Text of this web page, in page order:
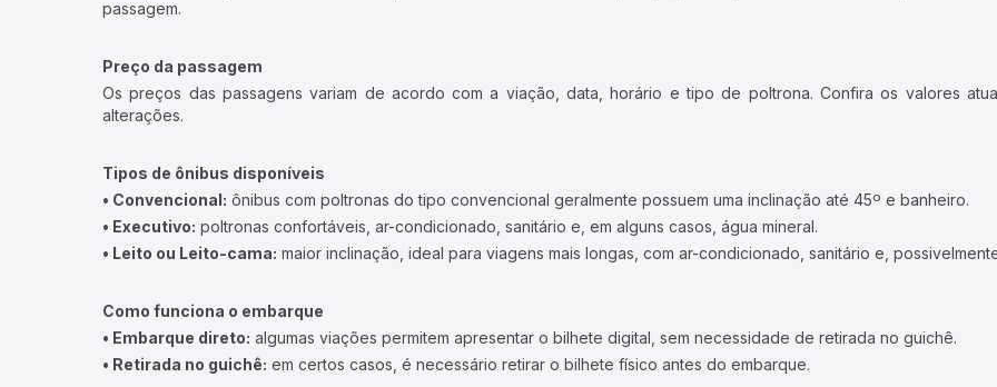
passagem.
Preço da passagem
Os preços das passagens variam de acordo com a viação, data, horário e tipo de poltrona. Confira os valores
alterações.
Tipos de ônibus disponíveis
• Convencional: ônibus com poltronas do tipo convencional geralmente possuem uma inclinação até 45º e banheiro.
• Executivo: poltronas confortáveis, ar-condicionado, sanitário e, em alguns casos, água mineral.
• Leito ou Leito-cama: maior inclinação, ideal para viagens mais longas, com ar-condicionado, sanitário e,
Como funciona o embarque
• Embarque direto: algumas viações permitem apresentar o bilhete digital, sem necessidade de retirada no guichê.
• Retirada no guichê: em certos casos, é necessário retirar o bilhete físico antes do embarque.